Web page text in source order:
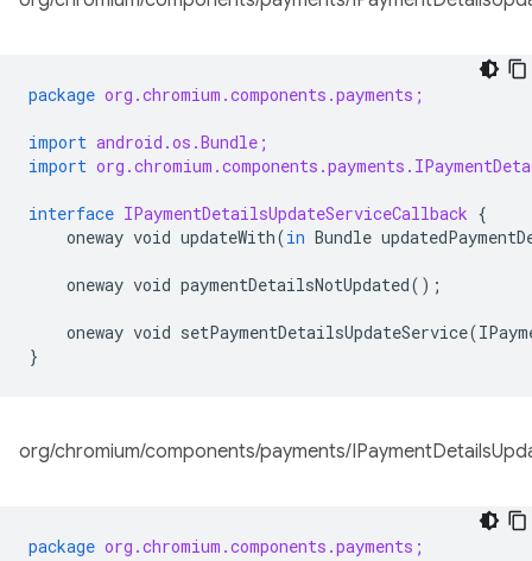
package org.chromium.components.payments;
import android.os.Bundle;
import
interface IPaymentDetailsUpdateServiceCallback {
oneway void updateWith(in Bundle
oneway void paymentDetailsNotUpdated();
oneway void setPaymentDetailsUpdateService(
}
org/chromium/components/payments/
package org.chromium.components.payments;